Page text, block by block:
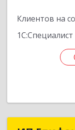
Клиентов на
1С:Специалист